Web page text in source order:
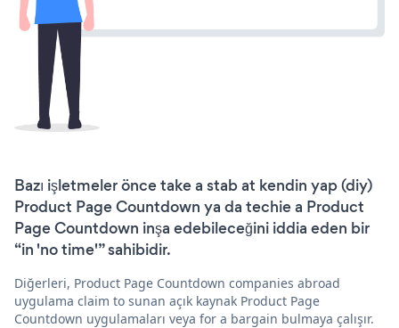
Bazı işletmeler önce take a stab at kendin yap (diy)
Product Page Countdown ya da techie a Product
Page Countdown inşa edebileceğini iddia eden bir
“in 'no time'” sahibidir.
Diğerleri, Product Page Countdown companies abroad
uygulama claim to sunan açık kaynak Product Page
Countdown uygulamaları veya for a bargain bulmaya çalışır.